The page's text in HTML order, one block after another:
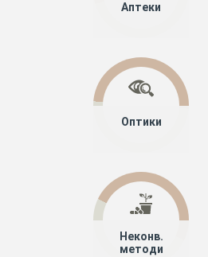
Аптеки
Оптики
Неконв.
методи